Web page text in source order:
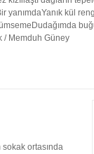
yanımdaYanık kül
/ Memduh Güney
ortasında